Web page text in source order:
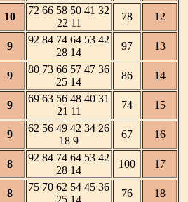
10
72 66 58 50 41 32
22 11
78 12
9
92 84 74 64 53 42
28 14
97 13
9
80 73 66 57 47 36
25 14
86 14
9
69 63 56 48 40 31
21 11
74 15
9
62 56 49 42 34 26
18 9
67 16
8
92 84 74 64 53 42
28 14
100 17
8
75 70 62 54 45 36
25 14
76 18